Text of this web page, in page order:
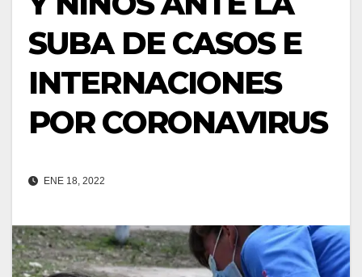
SUBA DE CASOS E
INTERNACIONES
POR CORONAVIRUS
ENE 18, 2022